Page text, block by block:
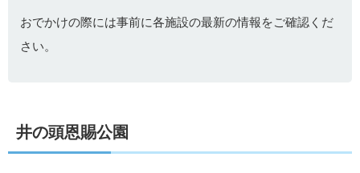
おでかけの際には事前に各施設の最新の情報をご確認くだ
さい。
井の頭恩賜公園